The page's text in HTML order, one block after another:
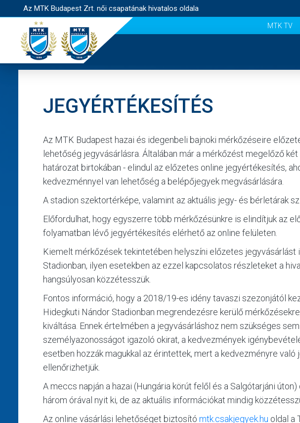
Az MTK Budapest Zrt. női csapatának hivatalos oldala
MTK TV
JEGYÉRTÉKESÍTÉS
Az MTK Budapest hazai és idegenbeli bajnoki mérkőzéseire
lehetőség jegyvásárlásra. Általában már a mérkőzést megelőző
határozat birtokában - elindul az előzetes online jegyértékesítés,
kedvezménnyel van lehetőség a belépőjegyek megvásárlására.
A stadion szektortérképe, valamint az aktuális jegy- és bérletárak
Előfordulhat, hogy egyszerre több mérkőzésünkre is elindítjuk az
folyamatban lévő jegyértékesítés elérhető az online felületen.
Kiemelt mérkőzések tekintetében helyszíni előzetes jegyvásárlást
Stadionban, ilyen esetekben az ezzel kapcsolatos részleteket a
hangsúlyosan közzétesszük.
Fontos információ, hogy a 2018/19-es idény tavaszi szezonjától
Hidegkuti Nándor Stadionban megrendezésre kerülő
kiváltása. Ennek értelmében a jegyvásárláshoz nem szükséges
személyazonosságot igazoló okirat, a kedvezmények
esetben hozzák magukkal az érintettek, mert a kedvezményre
ellenőrizhetjük.
A meccs napján a hazai (Hungária körút felől és a Salgótarjáni
három órával nyit ki, de az aktuális információkat mindig
Az online vásárlási lehetőséget biztosító mtk.csakjegyek.hu oldal a